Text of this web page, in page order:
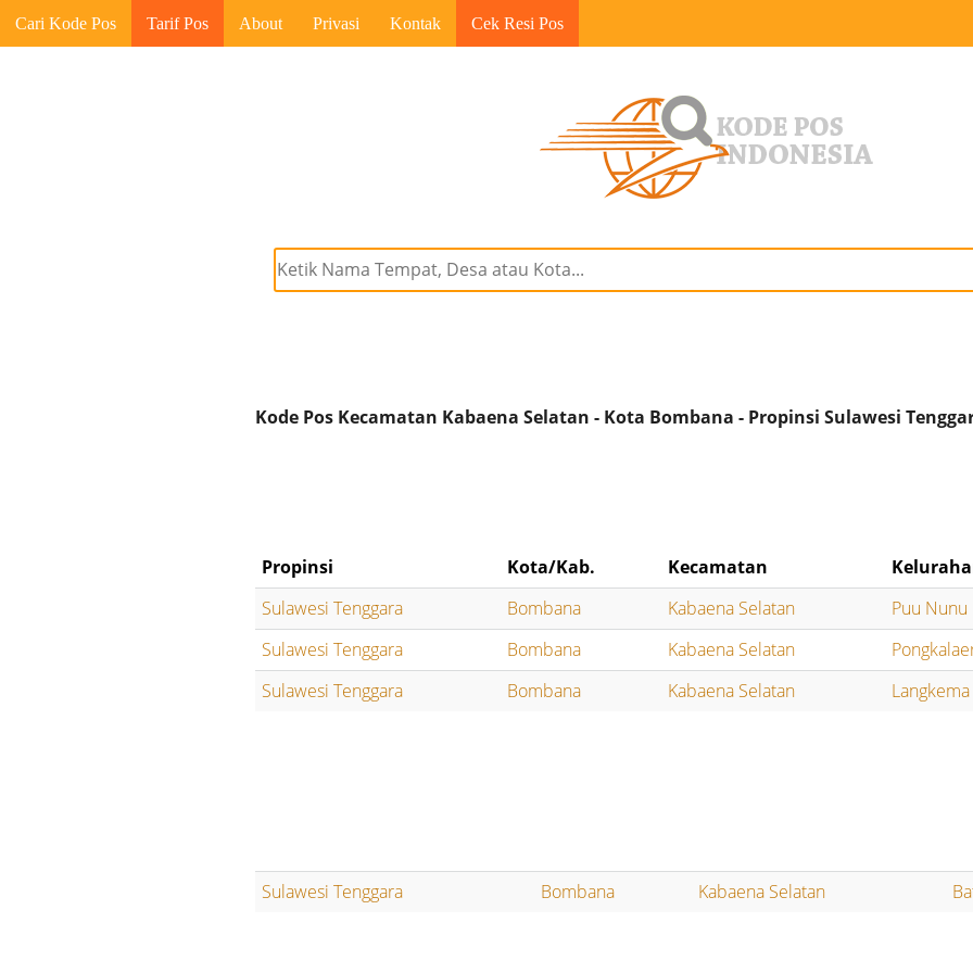
Cari Kode Pos Tarif Pos About Privasi Kontak Cek Resi Pos
Kode Pos Kecamatan Kabaena Selatan - Kota Bombana - Propinsi Sulawesi
Propinsi Kota/Kab. Kecamatan
Sulawesi Tenggara
Bombana Kabaena Selatan Puu Nunu
Sulawesi Tenggara
Bombana Kabaena Selatan
Sulawesi Tenggara
Bombana Kabaena Selatan Langkema
Sulawesi Tenggara Bombana Kabaena Selatan